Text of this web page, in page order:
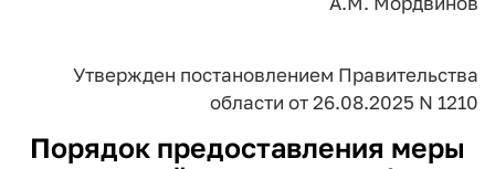
Утвержден постановлением Правительства
области от 26.08.2025 N 1210
Порядок предоставления меры